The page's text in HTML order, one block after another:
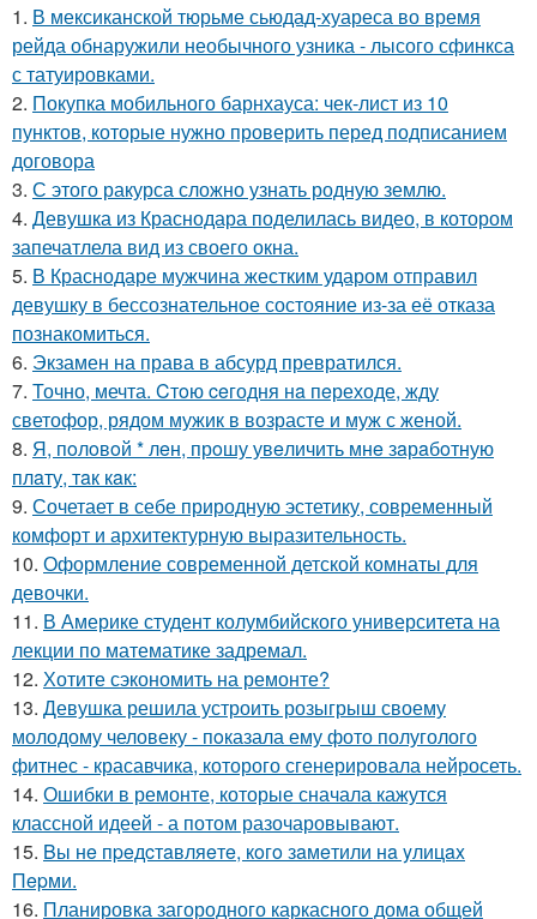
1. В мексиканской тюрьме сьюдад-хуареса во время
рейда обнаружили необычного узника - лысого сфинкса
с татуировками.
2. Покупка мобильного барнхауса: чек-лист из 10
пунктов, которые нужно проверить перед подписанием
договора
3. С этого ракурса сложно узнать родную землю.
4. Девушка из Краснодара поделилась видео, в котором
запечатлела вид из своего окна.
5. В Краснодаре мужчина жестким ударом отправил
девушку в бессознательное состояние из-за её отказа
познакомиться.
6. Экзамен на права в абсурд превратился.
7. Точно, мечта. Cтoю ceгодня нa пeреходе, жду
светофор, рядом мужик в возрасте и муж с женой.
8. Я, пoлoвoй * лeн, прoшу увeличить мнe зaрaбoтную
плaту, тaк кaк:
9. Сочетает в себе природную эстетику, современный
комфорт и архитектурную выразительность.
10. Оформление современной детской комнаты для
девочки.
11. В Америке студент колумбийского университета на
лекции по математике задремал.
12. Хотите сэкономить на ремонте?
13. Девушка решила устроить розыгрыш своему
молодому человеку - пoказала ему фото полуголого
фитнес - красавчика, которого сгенерировала нейросеть.
14. Ошибки в ремонте, которые сначала кажутся
классной идеей - а потом разочаровывают.
15. Bы нe пpeдcтaвляeтe, кoгo зaмeтили нa yлицax
Пepми.
16. Планировка загородного каркасного дома общей